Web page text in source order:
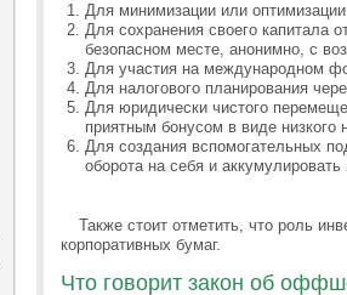
Для минимизации или
Для сохранения своего капитала
безопасном месте, анонимно, с
Для участия на международном
Для налогового планирования
Для юридически чистого
приятным бонусом в виде низкого
Для создания вспомогательных
оборота на себя и
Также стоит отметить, что роль
корпоративных бумаг.
Что говорит закон об